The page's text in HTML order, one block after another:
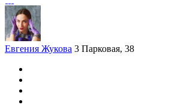
Евгения Жукова 3 Парковая, 38